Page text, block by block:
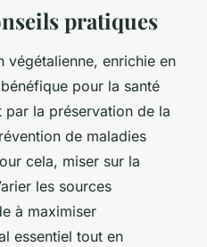
pratiques
végétalienne, enrichie en
pour la santé
par la préservation de la
de maladies
cela, miser sur la
les sources
à maximiser
essentiel tout en